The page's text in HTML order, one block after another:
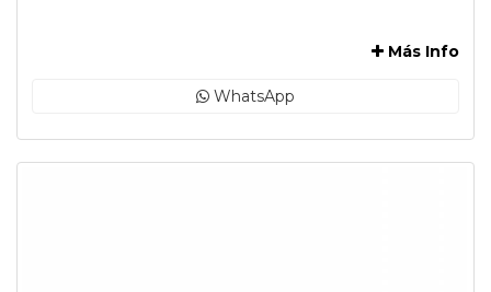
Más Info
WhatsApp